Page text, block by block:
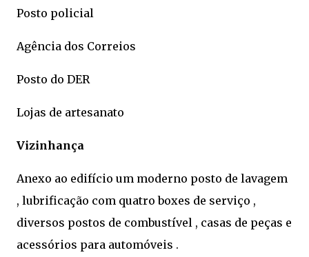
Posto policial
Agência dos Correios
Posto do DER
Lojas de artesanato
Vizinhança
Anexo ao edifício um moderno posto de lavagem
, lubrificação com quatro boxes de serviço ,
diversos postos de combustível , casas de peças e
acessórios para automóveis .